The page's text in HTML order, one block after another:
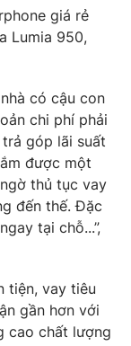
có sự chấp
phát hành lại
giá rẻ
Lumia 950,
có cậu con
chi phí phải
góp lãi suất
được một
thủ tục vay
đến thế. Đặc
tại chỗ...”,
tiện, vay tiêu
gần hơn với
cao chất lượng